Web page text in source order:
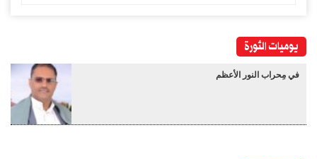
يوميات الثورة
في مِحراب النور الأعظم